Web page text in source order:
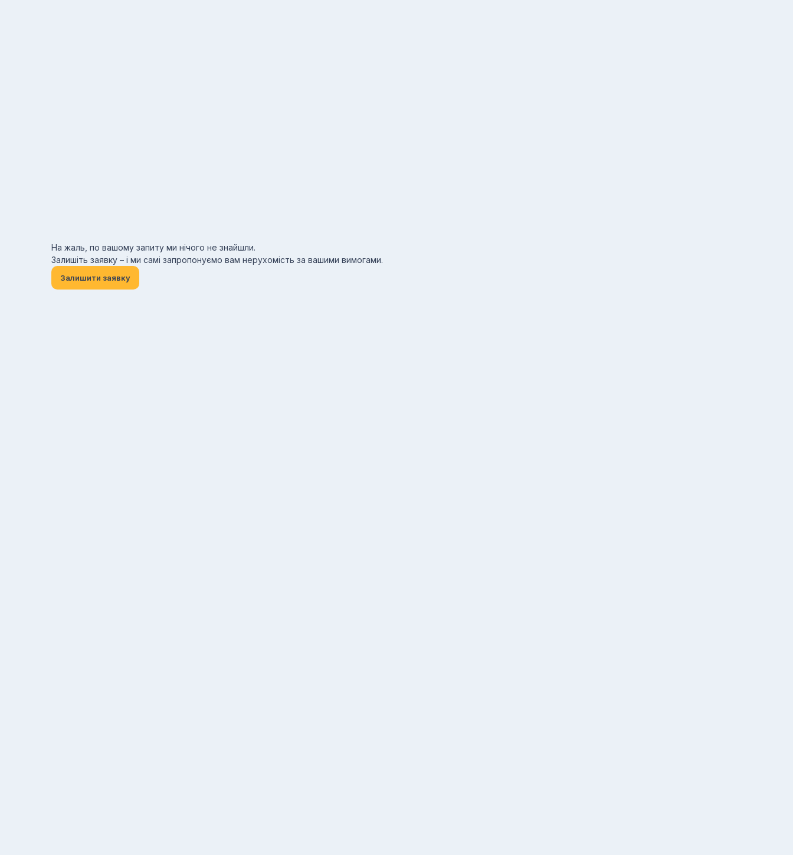
На жаль, по вашому запиту ми нічого не знайшли.
Залишіть заявку – і ми самі запропонуємо вам нерухомість за вашими вимогами.
Залишити заявку